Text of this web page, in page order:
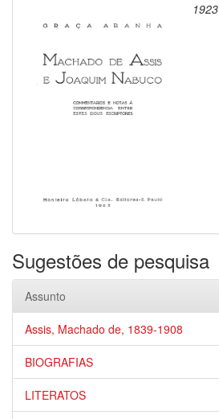
1923
Sugestões de pesquisa
Assunto
Assis, Machado de, 1839-1908
BIOGRAFIAS
LITERATOS